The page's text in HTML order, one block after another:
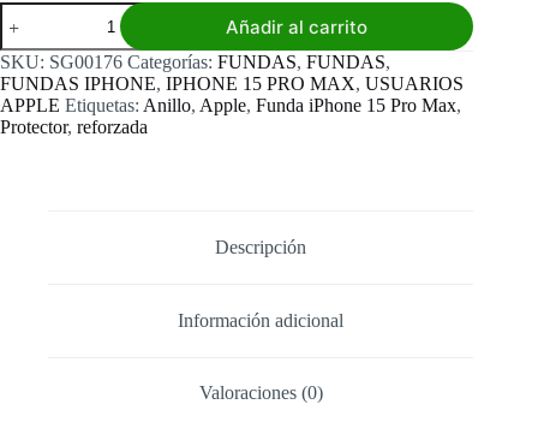
Funda
Iphone
15
Pro
Max
Astronauta
cantidad
Añadir al carrito
SKU: SG00176 Categorías: FUNDAS, FUNDAS,
FUNDAS IPHONE, IPHONE 15 PRO MAX, USUARIOS
APPLE Etiquetas: Anillo, Apple, Funda iPhone 15 Pro Max,
Protector, reforzada
Descripción
Información adicional
Valoraciones (0)